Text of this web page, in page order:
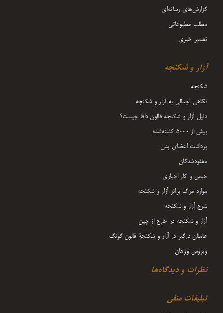
گزارش‌های رسانه‌ای
مطلب مطبوعاتی
تفسیر خبری
آزار و شکنجه
شکنجه
نگاهی اجمالی به آزار و شکنجه
دلیل آزار و شکنجه فالون دافا چیست؟
بیش از 5000 کشته‌شده
برداشت اعضای بدن
مفقودشدگان
حبس و کار اجباری
موارد مرگ براثر آزار و شکنجه
شرح آزار و شکنجه
آزار و شکنجه در خارج از چین
عاملان درگیر در آزار و شکنجۀ فالون گونگ
ویروس ووهان
نظرات و دیدگاه‌ها
تبلیغات منفی